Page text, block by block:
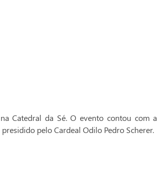
Catedral da Sé. O evento contou com a
pelo Cardeal Odilo Pedro Scherer.